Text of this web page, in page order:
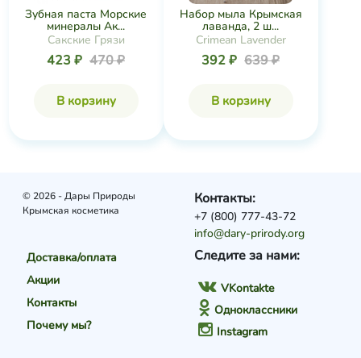
Зубная паста Морские
минералы Ак...
Сакские Грязи
423 ₽ 470 ₽
В корзину
Набор мыла Крымская
лаванда, 2 ш...
Crimean Lavender
392 ₽ 639 ₽
В корзину
© 2026 - Дары Природы
Крымская косметика
Доставка/оплата
Акции
Контакты
Почему мы?
Следите за нами:
VKontakte
Одноклассники
Instagram
Контакты:
+7 (800) 777-43-72
info@dary-prirody.org